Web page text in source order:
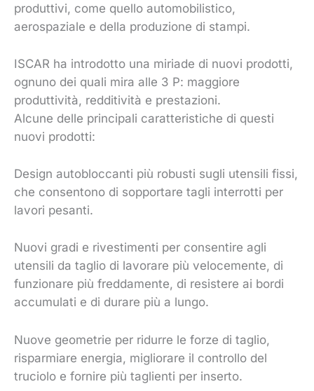
produttivi, come quello automobilistico,
aerospaziale e della produzione di stampi.
ISCAR ha introdotto una miriade di nuovi prodotti,
ognuno dei quali mira alle 3 P: maggiore
produttività, redditività e prestazioni.
Alcune delle principali caratteristiche di questi
nuovi prodotti:
Design autobloccanti più robusti sugli utensili fissi,
che consentono di sopportare tagli interrotti per
lavori pesanti.
Nuovi gradi e rivestimenti per consentire agli
utensili da taglio di lavorare più velocemente, di
funzionare più freddamente, di resistere ai bordi
accumulati e di durare più a lungo.
Nuove geometrie per ridurre le forze di taglio,
risparmiare energia, migliorare il controllo del
truciolo e fornire più taglienti per inserto.